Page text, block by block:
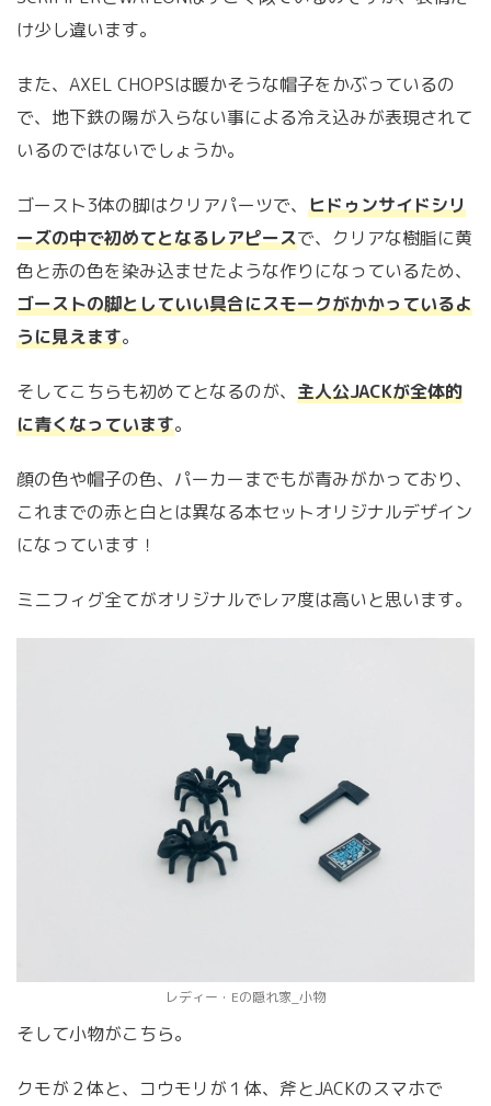
け少し違います。
また、AXEL CHOPSは暖かそうな帽子をかぶっているの
で、地下鉄の陽が入らない事による冷え込みが表現されて
いるのではないでしょうか。
ゴースト3体の脚はクリアパーツで、 ヒドゥンサイドシリ
ーズの中で初めてとなるレアピースで、クリアな樹脂に黄
色と赤の色を染み込ませたような作りになっているため、
ゴーストの脚としていい具合にスモークがかかっているよ
うに見えます。
そしてこちらも初めてとなるのが、 主人公JACKが全体的
に青くなっています。
顔の色や帽子の色、パーカーまでもが青みがかっており、
これまでの赤と白とは異なる本セットオリジナルデザイン
になっています！
ミニフィグ全てがオリジナルでレア度は高いと思います。
レディー・Eの隠れ家_小物
そして小物がこちら。
クモが２体と、コウモリが１体、斧とJACKのスマホで